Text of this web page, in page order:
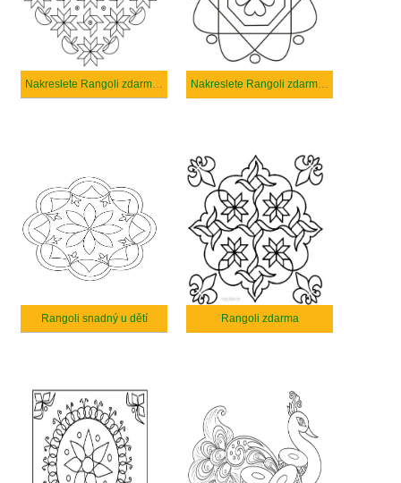
Nakreslete Rangoli zdarma pro děti Nakreslete Rangoli zdarma snadný tisknutelné
Rangoli snadný u dětí Rangoli zdarma